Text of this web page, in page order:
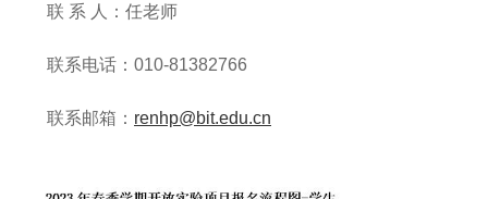
联 系 人：任老师
联系电话：010-81382766
联系邮箱： renhp@bit.edu.cn